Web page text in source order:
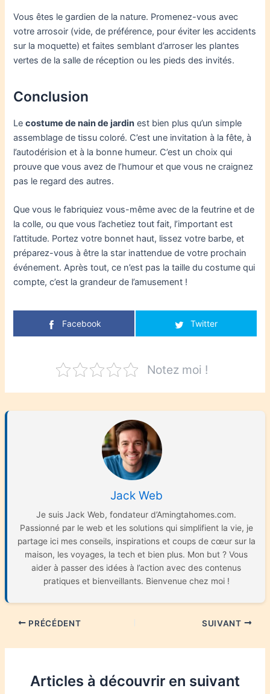
Vous êtes le gardien de la nature. Promenez-vous avec
votre arrosoir (vide, de préférence, pour éviter les accidents
sur la moquette) et faites semblant d’arroser les plantes
vertes de la salle de réception ou les pieds des invités.
Conclusion
Lecostume de nain de jardin est bien plus qu’un simple
assemblage de tissu coloré. C’est une invitation à la fête, à
l’autodérision et à la bonne humeur. C’est un choix qui
prouve que vous avez de l’humour et que vous ne craignez
pas le regard des autres.
Que vous le fabriquiez vous-même avec de la feutrine et de
la colle, ou que vous l’achetiez tout fait, l’important est
l’attitude. Portez votre bonnet haut, lissez votre barbe, et
préparez-vous à être la star inattendue de votre prochain
événement. Après tout, ce n’est pas la taille du costume qui
compte, c’est la grandeur de l’amusement !
Facebook Twitter
Notez moi !
Jack Web
Je suis Jack Web, fondateur d’Amingtahomes.com.
Passionné par le web et les solutions qui simplifient la vie, je
partage ici mes conseils, inspirations et coups de cœur sur la
maison, les voyages, la tech et bien plus. Mon but ? Vous
aider à passer des idées à l’action avec des contenus
pratiques et bienveillants. Bienvenue chez moi !
PRÉCÉDENT SUIVANT
Articles à découvrir en suivant